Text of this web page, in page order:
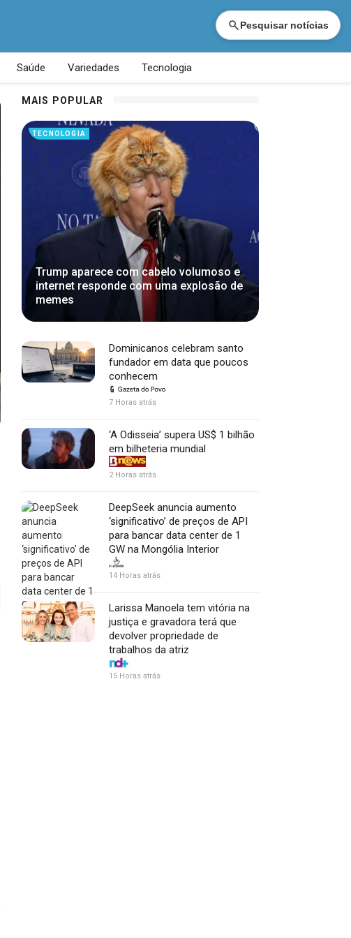
Pesquisar notícias
Saúde Variedades Tecnologia
MAIS POPULAR
TECNOLOGIA
Trump aparece com cabelo volumoso e
internet responde com uma explosão de
memes
Dominicanos celebram santo
fundador em data que poucos
conhecem
7 Horas atrás
‘A Odisseia’ supera US$ 1 bilhão
em bilheteria mundial
2 Horas atrás
DeepSeek anuncia aumento
‘significativo’ de preços de API
para bancar data center de 1
GW na Mongólia Interior
14 Horas atrás
Larissa Manoela tem vitória na
justiça e gravadora terá que
devolver propriedade de
trabalhos da atriz
15 Horas atrás